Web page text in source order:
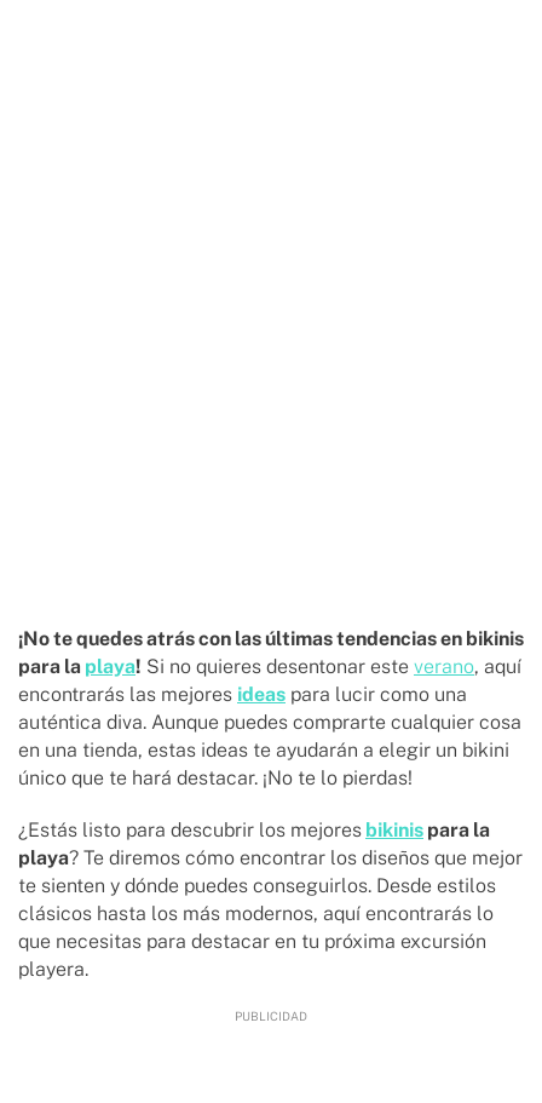
¡No te quedes atrás con las últimas tendencias en bikinis
para la playa! Si no quieres desentonar este verano, aquí
encontrarás las mejores ideas para lucir como una
auténtica diva. Aunque puedes comprarte cualquier cosa
en una tienda, estas ideas te ayudarán a elegir un bikini
único que te hará destacar. ¡No te lo pierdas!
¿Estás listo para descubrir los mejores bikinis para la
playa? Te diremos cómo encontrar los diseños que mejor
te sienten y dónde puedes conseguirlos. Desde estilos
clásicos hasta los más modernos, aquí encontrarás lo
que necesitas para destacar en tu próxima excursión
playera.